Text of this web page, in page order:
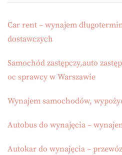
Car rent – wynajem
dostawczych
Samochód zastępczy,auto
oc sprawcy w Warszawie
Wynajem samochodów,
Autobus do wynajęcia –
Autokar do wynajęcia –